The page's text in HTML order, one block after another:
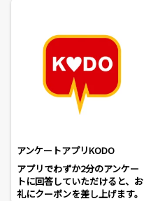
アンケートアプリKODO
アプリでわずか2分のアンケー
トに回答していただけると、お
礼にクーポンを差し上げます。